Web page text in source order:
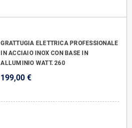
GRATTUGIA ELETTRICA PROFESSIONALE
IN ACCIAIO INOX CON BASE IN
ALLUMINIO WATT. 260
199,00 €